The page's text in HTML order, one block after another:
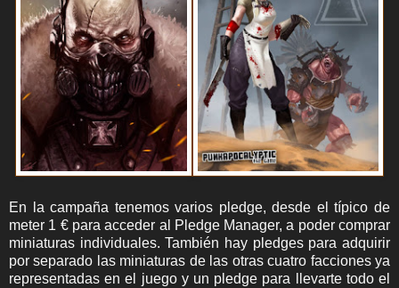
En la campaña tenemos varios pledge, desde el típico de
meter 1 € para acceder al Pledge Manager, a poder comprar
miniaturas individuales. También hay pledges para adquirir
por separado las miniaturas de las otras cuatro facciones ya
representadas en el juego y un pledge para llevarte todo el